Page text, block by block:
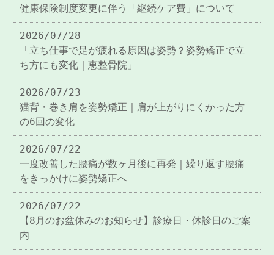
健康保険制度変更に伴う「継続ケア費」について
2026/07/28
「立ち仕事で足が疲れる原因は姿勢？姿勢矯正で立
ち方にも変化｜恵整骨院」
2026/07/23
猫背・巻き肩を姿勢矯正｜肩が上がりにくかった方
の6回の変化
2026/07/22
一度改善した腰痛が数ヶ月後に再発｜繰り返す腰痛
をきっかけに姿勢矯正へ
2026/07/22
【8月のお盆休みのお知らせ】診療日・休診日のご案
内